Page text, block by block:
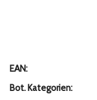
EAN:
Bot. Kategorien: